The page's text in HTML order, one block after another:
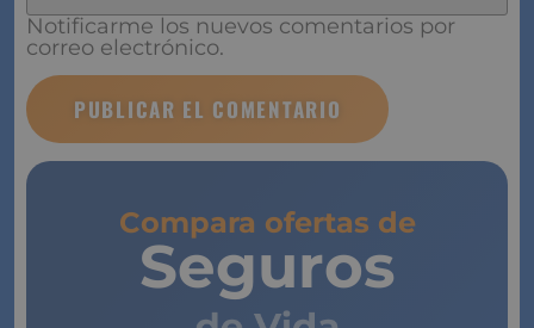
Notificarme los nuevos comentarios por
correo electrónico.
Compara ofertas de
Seguros